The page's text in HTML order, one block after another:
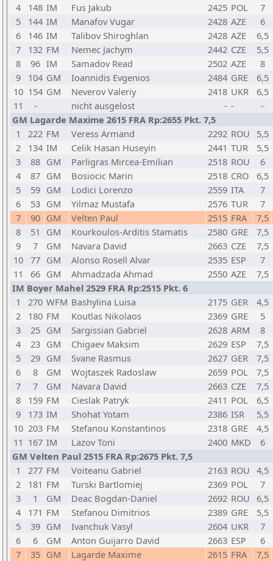
4
148 IM Fus Jakub 2425 POL
7
5
144 IM Manafov Vugar 2428 AZE
6
6
146 IM Talibov Shiroghlan 2428 AZE
6,5
7
132 FM Nemec Jachym 2442 CZE
5,5
8
96 IM Samadov Read 2502 AZE
8
9
104 GM Ioannidis Evgenios 2484 GRE
6,5
10 154 GM Neverov Valeriy 2418 UKR
6,5
11
- nicht ausgelost - -
-
GM Lagarde Maxime 2615 FRA Rp:2655 Pkt. 7,5
1
222 FM Veress Armand 2292 ROU
5,5
2
134 IM Celik Hasan Huseyin 2441 TUR
5,5
3
88 GM Parligras Mircea-Emilian 2518 ROU
6
4
87 GM Bosiocic Marin 2518 CRO
6,5
5
59 GM Lodici Lorenzo 2559 ITA
7
6
53 GM Yilmaz Mustafa 2576 TUR
7
7
90 GM Velten Paul 2515 FRA
7,5
8
51 GM Kourkoulos-Arditis Stamatis 2580 GRE
7,5
9
7 GM Navara David 2663 CZE
7,5
10 77 GM Alonso Rosell Alvar 2535 ESP
7
11
66 GM Ahmadzada Ahmad 2550 AZE
7,5
IM Boyer Mahel 2529 FRA Rp:2515 Pkt. 6
1
270 WFM Bashylina Luisa 2175 GER
4,5
2
180 FM Koutlas Nikolaos 2369 GRE
5
3
25 GM Sargissian Gabriel 2628 ARM
8
4
23 GM Chigaev Maksim 2629 ESP
7,5
5
29 GM Svane Rasmus 2627 GER
7,5
6
8 GM Wojtaszek Radoslaw 2659 POL
7,5
7
7 GM Navara David 2663 CZE
7,5
8
159 FM Cieslak Patryk 2411 POL
6,5
9
173 IM Shohat Yotam 2386 ISR
5,5
10 203 FM Stefanou Konstantinos 2318 GRE
4,5
11 167 IM Lazov Toni 2400 MKD
6
GM Velten Paul 2515 FRA Rp:2675 Pkt. 7,5
1
277 FM Voiteanu Gabriel 2163 ROU 4,5
2
181 FM Turski Bartlomiej 2369 POL
7
3
1 GM Deac Bogdan-Daniel 2692 ROU
6,5
4
171 FM Stefanou Dimitrios 2389 GRE
5,5
5
39 GM Ivanchuk Vasyl 2604 UKR
7
6
6 GM Anton Guijarro David 2663 ESP
6
7
35 GM Lagarde Maxime 2615 FRA
7,5